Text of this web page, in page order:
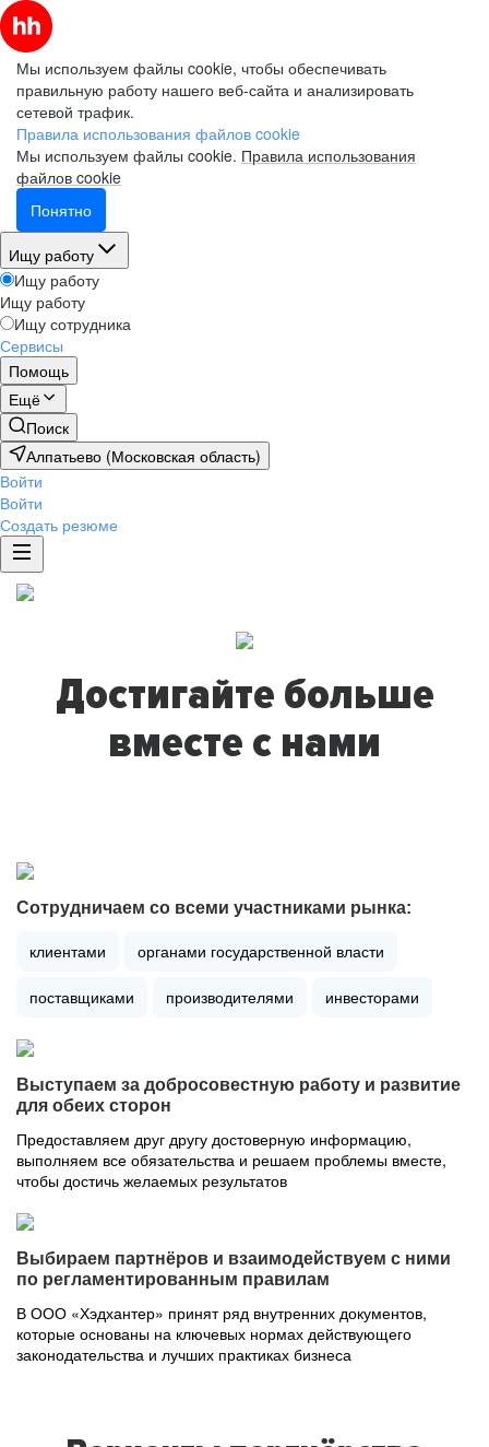
Мы используем файлы cookie, чтобы обеспечивать
правильную работу нашего веб-сайта и анализировать
сетевой трафик.
Правила использования файлов cookie
Мы используем файлы cookie. Правила использования
файлов cookie
Понятно
Ищу работу
Ищу работу
Ищу работу
Ищу сотрудника
Сервисы
Помощь
Ещё
Поиск
Алпатьево (Московская область)
Войти
Войти
Создать резюме
Достигайте больше
вместе с нами
Сотрудничаем со всеми участниками рынка:
клиентами органами государственной власти
поставщиками производителями инвесторами
Выступаем за добросовестную работу и развитие
для обеих сторон
Предоставляем друг другу достоверную информацию,
выполняем все обязательства и решаем проблемы вместе,
чтобы достичь желаемых результатов
Выбираем партнёров и взаимодействуем с ними
по регламентированным правилам
В ООО «Хэдхантер» принят ряд внутренних документов,
которые основаны на ключевых нормах действующего
законодательства и лучших практиках бизнеса